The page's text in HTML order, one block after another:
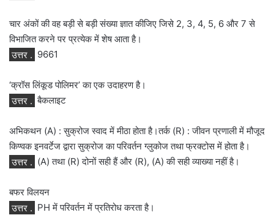
चार अंकों की वह बड़ी से बड़ी संख्या ज्ञात कीजिए जिसे 2, 3, 4, 5, 6 और 7 से
विभाजित करने पर प्रत्येक में शेष आता है।
उत्तर . 9661
‘क्रॉस लिंकूड पोलिमर’ का एक उदाहरण है।
उत्तर . बैकलाइट
अभिकथन (A) : सुक्रोज स्वाद में मीठा होता है।तर्क (R) : जीवन प्रणाली में मौजूद
किण्वक इनवर्टेज द्वारा सुक्रोज का परिवर्तन ग्लुकोज तथा फ्रक्टोस में होता है।
उत्तर . (A) तथा (R) दोनों सही हैं और (R), (A) की सही व्याख्या नहीं है।
बफर विलयन
उत्तर . PH में परिवर्तन में प्रतिरोध करता है।